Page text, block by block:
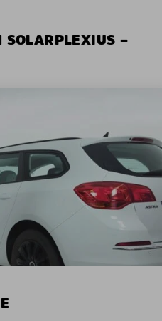
SOLARPLEXIUS –